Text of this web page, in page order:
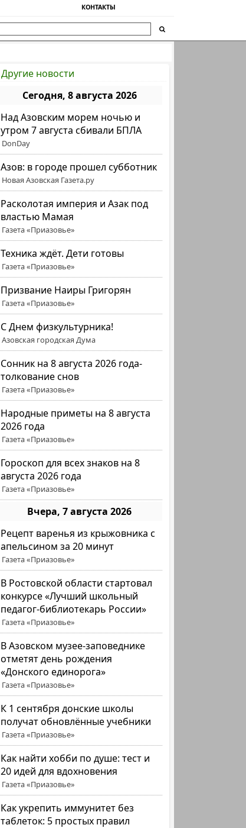
КОНТАКТЫ
Другие новости
Сегодня, 8 августа 2026
Над Азовским морем ночью и
утром 7 августа сбивали БПЛА
DonDay
Азов: в городе прошел субботник
Новая Азовская Газета.ру
Расколотая империя и Азак под
властью Мамая
Газета «Приазовье»
Техника ждёт. Дети готовы
Газета «Приазовье»
Призвание Наиры Григорян
Газета «Приазовье»
C Днем физкультурника!
Азовская городская Дума
Сонник на 8 августа 2026 года-
толкование снов
Газета «Приазовье»
Народные приметы на 8 августа
2026 года
Газета «Приазовье»
Гороскоп для всех знаков на 8
августа 2026 года
Газета «Приазовье»
Вчера, 7 августа 2026
Рецепт варенья из крыжовника с
апельсином за 20 минут
Газета «Приазовье»
В Ростовской области стартовал
конкурсе «Лучший школьный
педагог-библиотекарь России»
Газета «Приазовье»
В Азовском музее-заповеднике
отметят день рождения
«Донского единорога»
Газета «Приазовье»
К 1 сентября донские школы
получат обновлённые учебники
Газета «Приазовье»
Как найти хобби по душе: тест и
20 идей для вдохновения
Газета «Приазовье»
Как укрепить иммунитет без
таблеток: 5 простых правил